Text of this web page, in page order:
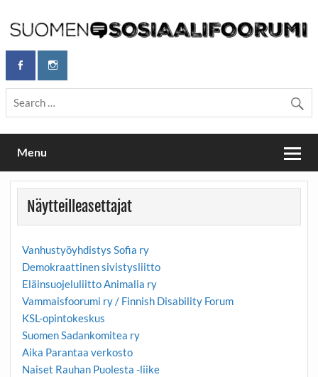
content
Maailmanparannuspäivät / Suomen
Sosiaalifoorumi
Maailmanparannuspäivät Lapinlahden Lähteellä, Helsingissä
26.–27.9.2026
Menu
Näytteilleasettajat
Vanhustyöyhdistys Sofia ry
Demokraattinen sivistysliitto
Eläinsuojeluliitto Animalia ry
Vammaisfoorumi ry / Finnish Disability Forum
KSL-opintokeskus
Suomen Sadankomitea ry
Aika Parantaa verkosto
Naiset Rauhan Puolesta -liike